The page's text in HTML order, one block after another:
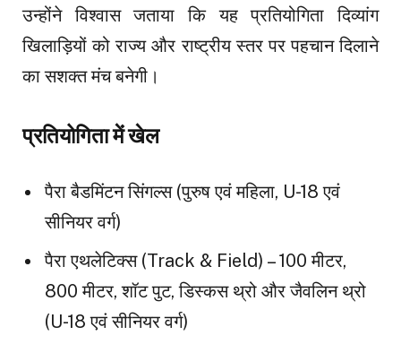
उन्होंने विश्वास जताया कि यह प्रतियोगिता दिव्यांग
खिलाड़ियों को राज्य और राष्ट्रीय स्तर पर पहचान दिलाने
का सशक्त मंच बनेगी।
प्रतियोगिता में खेल
पैरा बैडमिंटन सिंगल्स (पुरुष एवं महिला, U-18 एवं
सीनियर वर्ग)
पैरा एथलेटिक्स (Track & Field) – 100 मीटर,
800 मीटर, शॉट पुट, डिस्कस थ्रो और जैवलिन थ्रो
(U-18 एवं सीनियर वर्ग)